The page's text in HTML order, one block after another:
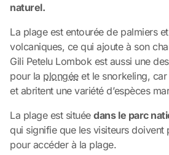
naturel.
La plage est entourée de palmiers
volcaniques, ce qui ajoute à son
Gili Petelu Lombok est aussi une
pour la plongéeet le snorkeling, car
et abritent une variété d’espèces
La plage est situéedans le parc
qui signifie que les visiteurs doivent
pour accéder à la plage.